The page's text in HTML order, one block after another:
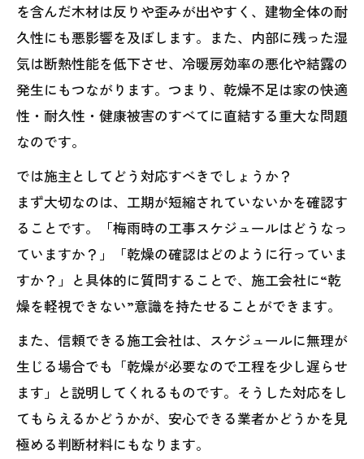
を含んだ木材は反りや歪みが出やすく、建物全体の耐
久性にも悪影響を及ぼします。また、内部に残った湿
気は断熱性能を低下させ、冷暖房効率の悪化や結露の
発生にもつながります。つまり、乾燥不足は家の快適
性・耐久性・健康被害のすべてに直結する重大な問題
なのです。
では施主としてどう対応すべきでしょうか？
まず大切なのは、工期が短縮されていないかを確認す
ることです。「梅雨時の工事スケジュールはどうなっ
ていますか？」「乾燥の確認はどのように行っていま
すか？」と具体的に質問することで、施工会社に“乾
燥を軽視できない”意識を持たせることができます。
また、信頼できる施工会社は、スケジュールに無理が
生じる場合でも「乾燥が必要なので工程を少し遅らせ
ます」と説明してくれるものです。そうした対応をし
てもらえるかどうかが、安心できる業者かどうかを見
極める判断材料にもなります。